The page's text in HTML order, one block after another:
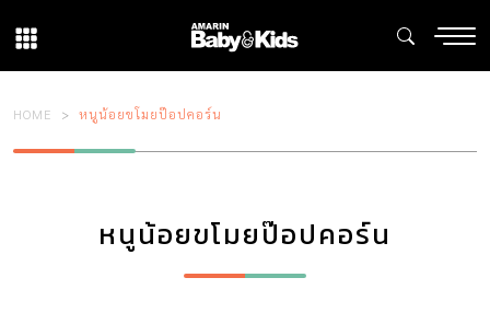
HOME หนูน้อยขโมยป๊อปคอร์น
หนูน้อยขโมยป๊อปคอร์น